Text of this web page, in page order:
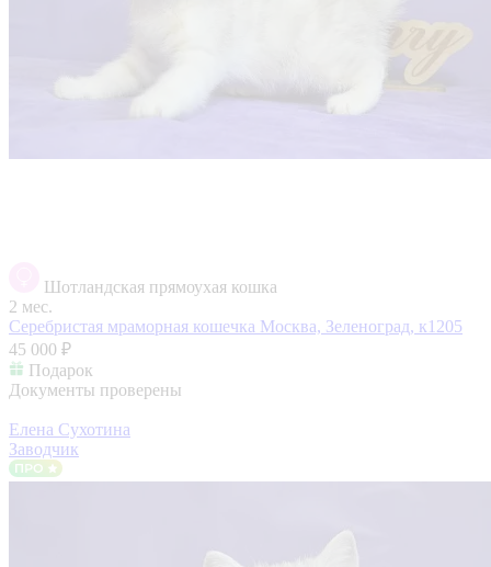
Шотландская прямоухая кошка
2 мес.
Серебристая мраморная кошечка Москва, Зеленоград, к1205
45 000 ₽
Подарок
Документы проверены
Елена Сухотина
Заводчик